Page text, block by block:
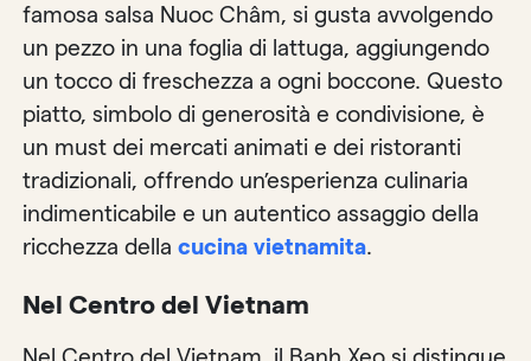
famosa salsa Nuoc Châm, si gusta avvolgendo
un pezzo in una foglia di lattuga, aggiungendo
un tocco di freschezza a ogni boccone. Questo
piatto, simbolo di generosità e condivisione, è
un must dei mercati animati e dei ristoranti
tradizionali, offrendo un’esperienza culinaria
indimenticabile e un autentico assaggio della
ricchezza dellacucina vietnamita.
Nel Centro del Vietnam